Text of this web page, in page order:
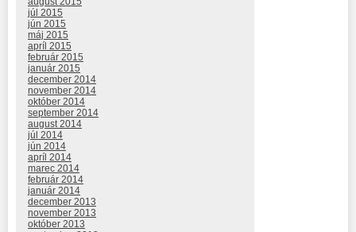
júl 2015
jún 2015
máj 2015
apríl 2015
február 2015
január 2015
december 2014
november 2014
október 2014
september 2014
august 2014
júl 2014
jún 2014
apríl 2014
marec 2014
február 2014
január 2014
december 2013
november 2013
október 2013